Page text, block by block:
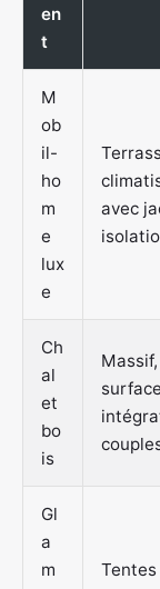
en
t
M
ob
il-
ho
m
e
lux
e
avec
Ch
al
et
bo
is
Gl
a
m